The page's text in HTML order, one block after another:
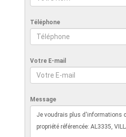
Téléphone
Votre E-mail
Message